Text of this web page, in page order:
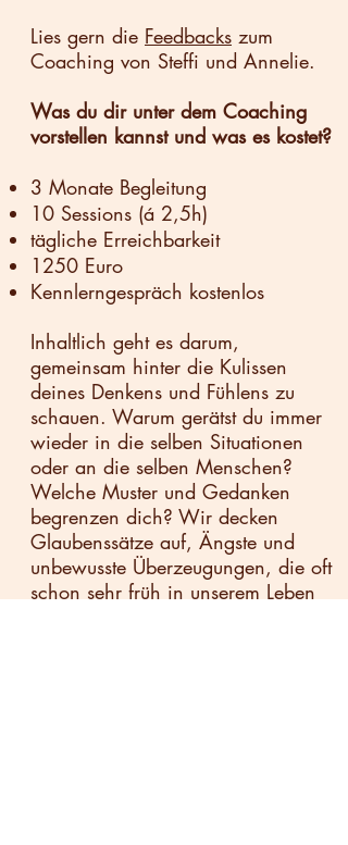
Lies gern die Feedbacks zum
Coaching von Steffi und Annelie.
Was du dir unter dem Coaching
vorstellen kannst und was es kostet?
3 Monate Begleitung
10 Sessions (á 2,5h)
tägliche Erreichbarkeit
1250 Euro
Kennlerngespräch kostenlos
Inhaltlich geht es darum,
gemeinsam hinter die Kulissen
deines Denkens und Fühlens zu
schauen. Warum gerätst du immer
wieder in die selben Situationen
oder an die selben Menschen?
Welche Muster und Gedanken
begrenzen dich? Wir decken
Glaubenssätze auf, Ängste und
unbewusste Überzeugungen, die oft
schon sehr früh in unserem Leben